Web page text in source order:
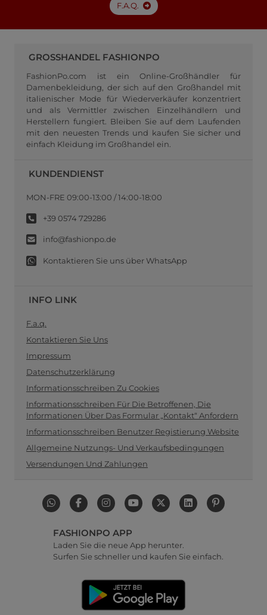
F.A.Q.
GROSSHANDEL FASHIONPO
FashionPo.com ist ein Online-Großhändler für
Damenbekleidung, der sich auf den Großhandel mit
italienischer Mode für Wiederverkäufer konzentriert
und als Vermittler zwischen Einzelhändlern und
Herstellern fungiert. Bleiben Sie auf dem Laufenden
mit den neuesten Trends und kaufen Sie sicher und
einfach Kleidung im Großhandel ein.
KUNDENDIENST
MON-FRE 09:00-13:00 / 14:00-18:00
+39 0574 729286
info@fashionpo.de
Kontaktieren Sie uns über WhatsApp
INFO LINK
F.a.q.
Kontaktieren Sie Uns
Impressum
Datenschutzerklärung
Informationsschreiben Zu Cookies
Informationsschreiben Für Die Betroffenen, Die
Informationen Über Das Formular „Kontakt“ Anfordern
Informationsschreiben Benutzer Registierung Website
Allgemeine Nutzungs- Und Verkaufsbedingungen
Versendungen Und Zahlungen
FASHIONPO APP
Laden Sie die neue App herunter.
Surfen Sie schneller und kaufen Sie einfach.